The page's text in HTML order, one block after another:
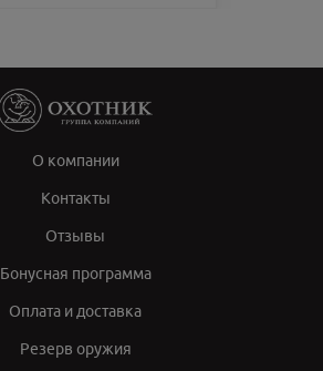
О компании
Контакты
Отзывы
Бонусная программа
Оплата и доставка
Резерв оружия